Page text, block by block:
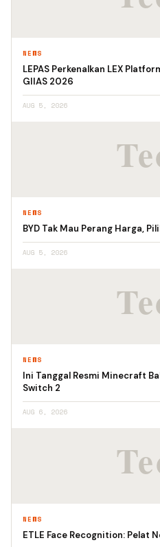
NEWS
LEPAS Perkenalkan LEX
GIIAS 2026
AUG 5, 2026
NEWS
BYD Tak Mau Perang Harga,
AUG 5, 2026
NEWS
Ini Tanggal Resmi Minecraft
Switch 2
AUG 6, 2026
NEWS
ETLE Face Recognition: Pelat